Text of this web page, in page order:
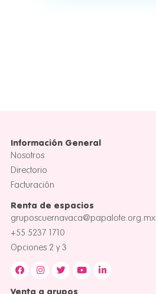
Información General
Nosotros
Directorio
Facturación
Renta de espacios
gruposcuernavaca@papalote.org.mx
+55 5237 1710
Opciones 2 y 3
Venta a grupos